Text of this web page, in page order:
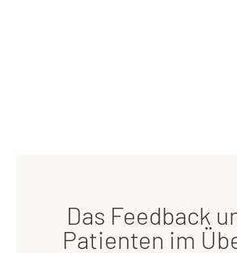
Das Feedback
Patienten im